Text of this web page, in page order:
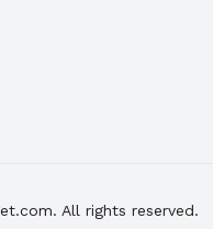
All rights reserved.